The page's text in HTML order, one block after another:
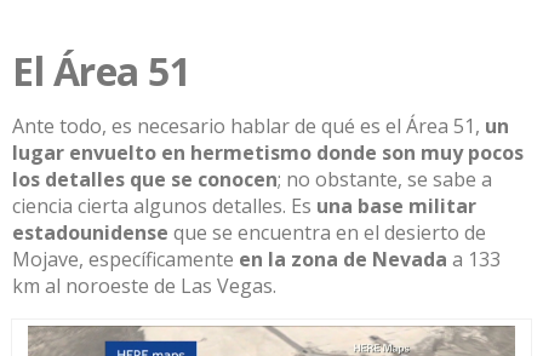
El Área 51
Ante todo, es necesario hablar de qué es el Área 51, un
lugar envuelto en hermetismo donde son muy pocos
los detalles que se conocen; no obstante, se sabe a
ciencia cierta algunos detalles. Es una base militar
estadounidense que se encuentra en el desierto de
Mojave, específicamente en la zona de Nevada a 133
km al noroeste de Las Vegas.